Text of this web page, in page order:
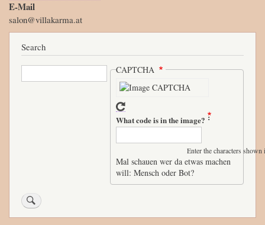
E-Mail
salon@villakarma.at
Search
Search CAPTCHA
What code is in the image?
Enter the characters shown
Mal schauen wer da etwas machen
will: Mensch oder Bot?